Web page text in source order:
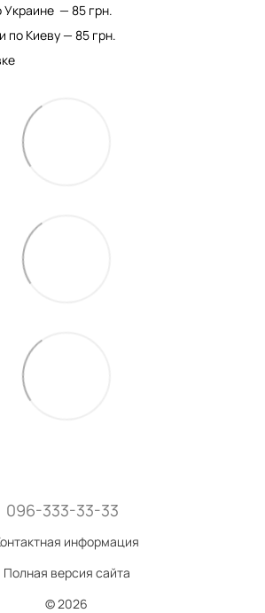
Украине — 85 грн.
по Киеву — 85 грн.
096-333-33-33
информация
Полная версия сайта
© 2026